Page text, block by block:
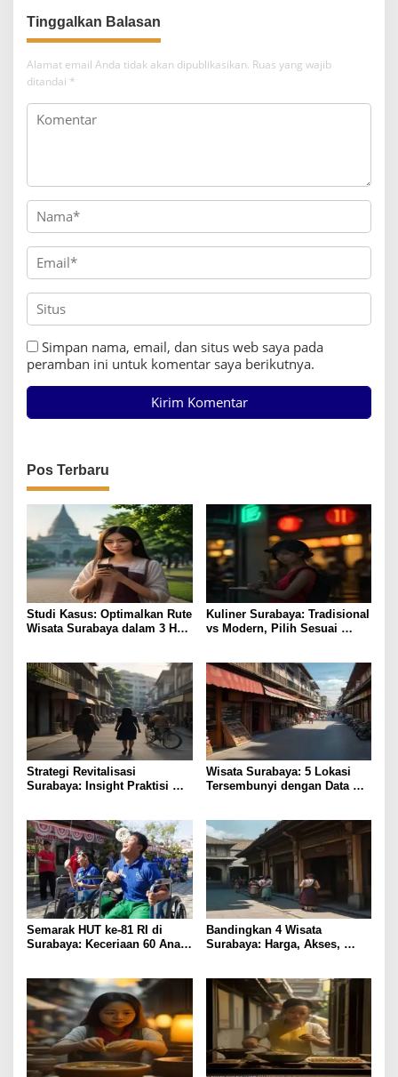
s
i
p
o
s
Alamat email Anda tidak akan dipublikasikan. Ruas yang wajib
ditandai *
Simpan nama, email, dan situs web saya pada
peramban ini untuk komentar saya berikutnya.
Pos Terbaru
Studi Kasus: Optimalkan Rute
Wisata Surabaya dalam 3 Hari
Kuliner Surabaya: Tradisional
vs Modern, Pilih Sesuai
Strategi Revitalisasi
Surabaya: Insight Praktisi
Wisata Surabaya: 5 Lokasi
Tersembunyi dengan Data
Semarak HUT ke-81 RI di
Surabaya: Keceriaan 60 Anak
Bandingkan 4 Wisata
Surabaya: Harga, Akses,